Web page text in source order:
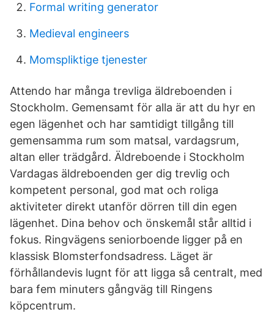
Formal writing generator
Medieval engineers
Momspliktige tjenester
Attendo har många trevliga äldreboenden i
Stockholm. Gemensamt för alla är att du hyr en
egen lägenhet och har samtidigt tillgång till
gemensamma rum som matsal, vardagsrum,
altan eller trädgård. Äldreboende i Stockholm
Vardagas äldreboenden ger dig trevlig och
kompetent personal, god mat och roliga
aktiviteter direkt utanför dörren till din egen
lägenhet. Dina behov och önskemål står alltid i
fokus. Ringvägens seniorboende ligger på en
klassisk Blomsterfondsadress. Läget är
förhållandevis lugnt för att ligga så centralt, med
bara fem minuters gångväg till Ringens
köpcentrum.